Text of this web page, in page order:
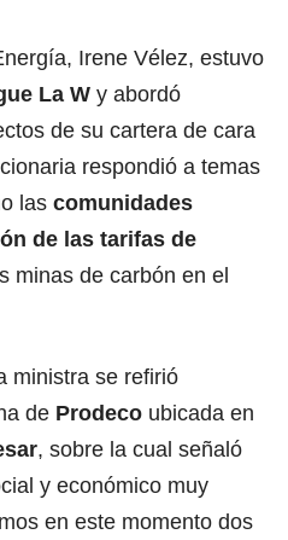
Irene Vélez, estuvo
La W y abordó
de su cartera de cara
respondió a temas
las comunidades
de las tarifas de
minas de carbón en el
ministra se refirió
de Prodeco ubicada en
, sobre la cual señaló
y económico muy
en este momento dos